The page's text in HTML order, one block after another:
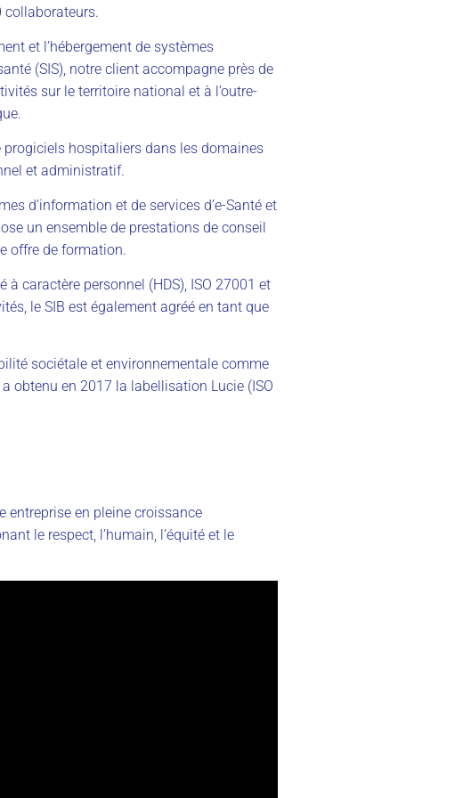
collaborateurs.
et l’hébergement de systèmes
(SIS), notre client accompagne près de
sur le territoire national et à l’outre-
progiciels hospitaliers dans les domaines
et administratif.
d’information et de services d’e-Santé et
un ensemble de prestations de conseil
offre de formation.
à caractère personnel (HDS), ISO 27001 et
le SIB est également agréé en tant que
sociétale et environnementale comme
obtenu en 2017 la labellisation Lucie (ISO
entreprise en pleine croissance
le respect, l’humain, l’équité et le